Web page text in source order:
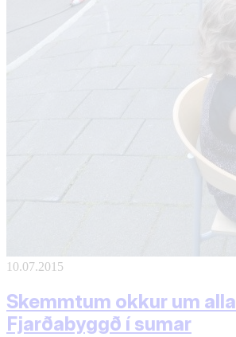
10.07.2015
Skemmtum okkur um alla
Fjarðabyggð í sumar